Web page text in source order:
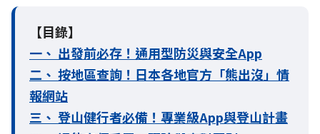
【目錄】
一、 出發前必存！通用型防災與安全App
二、 按地區查詢！日本各地官方「熊出沒」情
報網站
三、 登山健行者必備！專業級App與登山計畫